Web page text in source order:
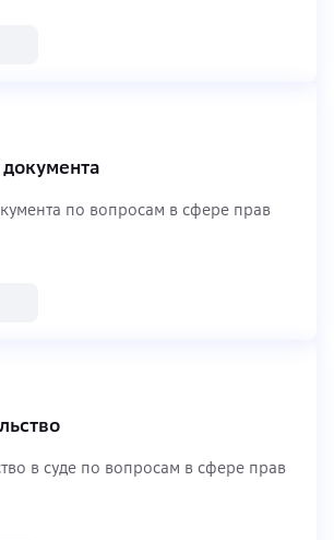
по вопросам в сфере прав
в суде по вопросам в сфере прав